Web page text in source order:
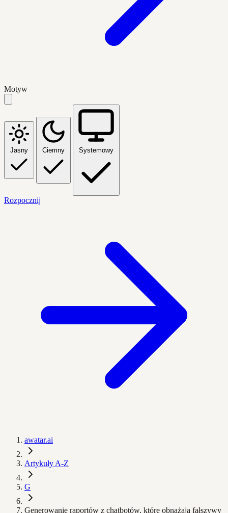
Motyw
Jasny Ciemny Systemowy
Rozpocznij
awatar.ai
Artykuły A-Z
G
Generowanie raportów z chatbotów, które obnażają fałszywy